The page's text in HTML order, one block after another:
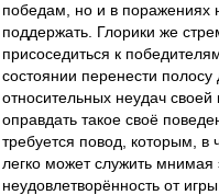
победам, но и в поражениях
поддержать. Глорики же
присоседиться к
состоянии перенести полосу
относительных неудач
оправдать такое своё
требуется повод, которым, в
легко может служить мнимая
неудовлетворённость от